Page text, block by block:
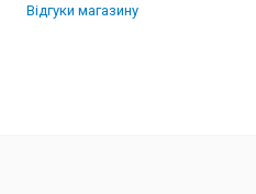
Відгуки магазину